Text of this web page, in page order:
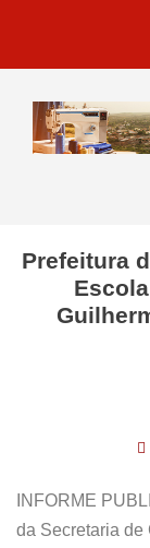
Prefeitura
INFORME
da Secretaria de